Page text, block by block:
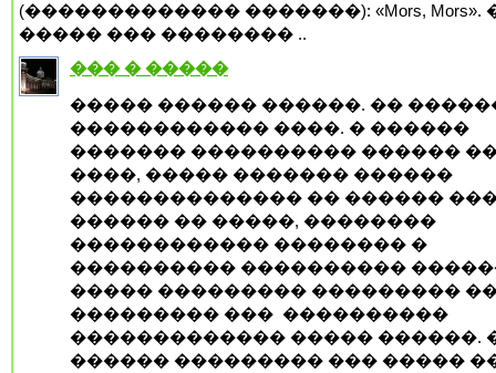
(������������� �������): «Mors, Mors».
����� ��� �������� ..
��� � �����
����� ������ ������. ��
������������ ����. � ������
������� ���������� ������
����, ����� ������� ������
�������������� �� ������
������ �� �����, ��������
������������ �������� �
���������� ����������
����� ��������� ���������
��������� ��� ����������
������������� ����� ������.
������ ��������� ��� �����